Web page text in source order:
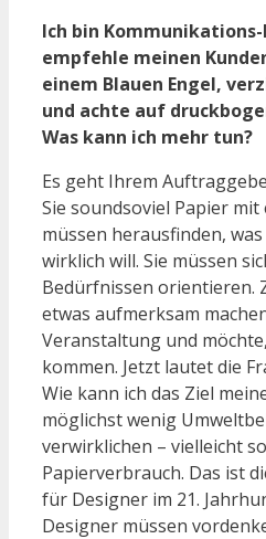
Ich bin Kommunikations-
empfehle meinen
einem Blauen Engel,
und achte auf
Was kann ich mehr tun?
Es geht Ihrem
Sie soundsoviel Papier mit
müssen herausfinden,
wirklich will. Sie müssen
Bedürfnissen orientieren.
etwas aufmerksam
Veranstaltung und
kommen. Jetzt lautet die
Wie kann ich das Ziel
möglichst wenig
verwirklichen – vielleicht
Papierverbrauch. Das ist
für Designer im 21.
Designer müssen